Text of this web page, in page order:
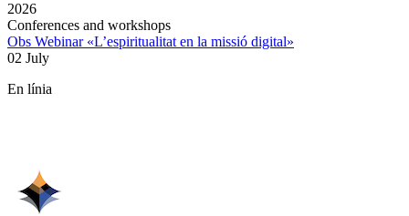
2026
Conferences and workshops
Obs Webinar «L’espiritualitat en la missió digital»
02 July
En línia